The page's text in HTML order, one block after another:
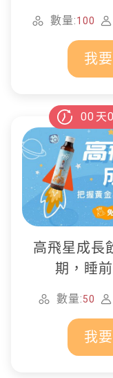
數量:100
我
00 天
高飛星成長
期，睡
數量:50
我